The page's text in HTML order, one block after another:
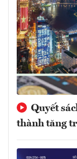
Quyết
thành tăng